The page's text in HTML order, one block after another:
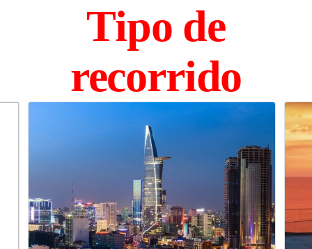
Tipo de
recorrido